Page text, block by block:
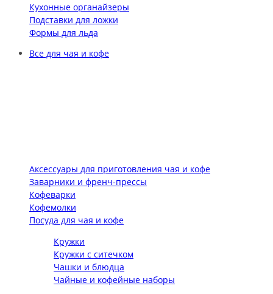
Кухонные органайзеры
Подставки для ложки
Формы для льда
Все для чая и кофе
Аксессуары для приготовления чая и кофе
Заварники и френч-прессы
Кофеварки
Кофемолки
Посуда для чая и кофе
Кружки
Кружки с ситечком
Чашки и блюдца
Чайные и кофейные наборы